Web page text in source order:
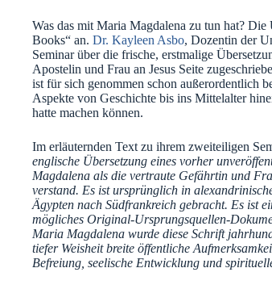
Was das mit Maria Magdalena zu tun hat?
Books“ an. Dr. Kayleen Asbo, Dozentin der
Seminar über die frische, erstmalige
Apostelin und Frau an Jesus Seite
ist für sich genommen schon außerordentlich
Aspekte von Geschichte bis ins Mittelalter
hatte machen können.
Im erläuternden Text zu ihrem zweiteiligen
englische Übersetzung eines vorher
Magdalena als die vertraute Gefährtin und
verstand. Es ist ursprünglich in
Ägypten nach Südfrankreich gebracht. Es ist
mögliches Original-Ursprungsquellen-
Maria Magdalena wurde diese Schrift
tiefer Weisheit breite öffentliche
Befreiung, seelische Entwicklung und